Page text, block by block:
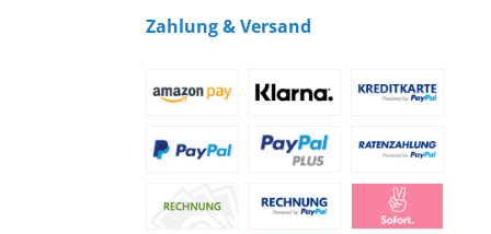
Zahlung & Versand